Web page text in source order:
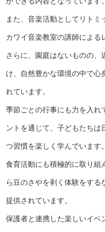
また、音楽活動としてリトミ
カワイ音楽教室の講師による
さらに、園庭はないものの
け、自然豊かな環境の中で心
れています。
季節ごとの行事にも力を入れ
ントを通じて、子どもたちは
つ習慣を楽しく学んでいます。
食育活動にも積極的に取り組
ら豆のさやを剥く体験をす
提供されています。
保護者と連携した楽しいイベ